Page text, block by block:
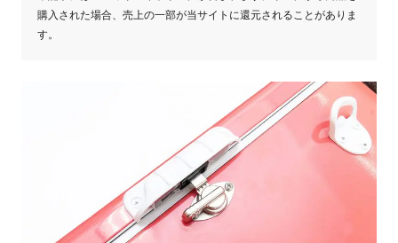
購入された場合、売上の一部が当サイトに還元されることがありま
す。